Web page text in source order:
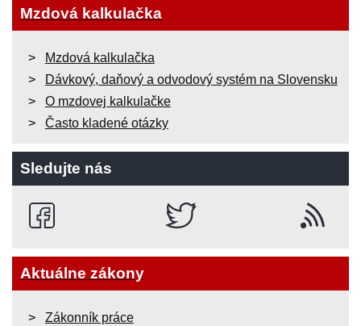
Mzdová kalkulačka
Mzdová kalkulačka
Dávkový, daňový a odvodový systém na Slovensku
O mzdovej kalkulačke
Často kladené otázky
Sledujte nás
Aktuálne zákony
Zákonník práce